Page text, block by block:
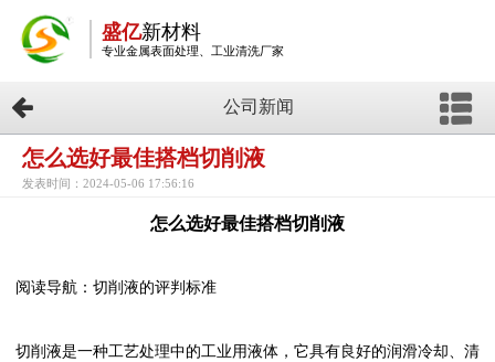
盛亿新材料
专业金属表面处理、工业清洗厂家
公司新闻
怎么选好最佳搭档切削液
发表时间：2024-05-06 17:56:16
怎么选好最佳搭档切削液
阅读导航：切削液的评判标准
切削液是一种工艺处理中的工业用液体，它具有良好的润滑冷却、清